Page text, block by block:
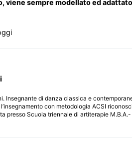
viene sempre modellato ed
Insegnante di danza classica e
con metodologia ACSI
presso Scuola triennale di artiterapie